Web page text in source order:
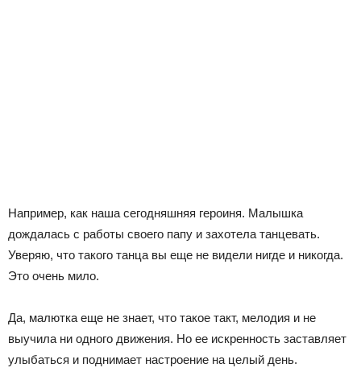
Например, как наша сегодняшняя героиня. Малышка
дождалась с работы своего папу и захотела танцевать.
Уверяю, что такого танца вы еще не видели нигде и никогда.
Это очень мило.
Да, малютка еще не знает, что такое такт, мелодия и не
выучила ни одного движения. Но ее искренность заставляет
улыбаться и поднимает настроение на целый день.